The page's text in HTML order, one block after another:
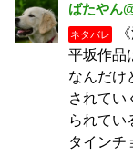
ばたやん
ネタバレ
平坂作品
なんだけ
されてい
られてい
タインチ